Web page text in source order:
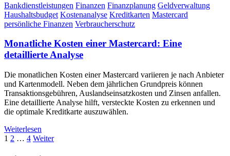
Bankdienstleistungen Finanzen Finanzplanung Geldverwaltung
Haushaltsbudget Kostenanalyse Kreditkarten Mastercard
persönliche Finanzen Verbraucherschutz
Monatliche Kosten einer Mastercard: Eine
detaillierte Analyse
Die monatlichen Kosten einer Mastercard variieren je nach Anbieter
und Kartenmodell. Neben dem jährlichen Grundpreis können
Transaktionsgebühren, Auslandseinsatzkosten und Zinsen anfallen.
Eine detaillierte Analyse hilft, versteckte Kosten zu erkennen und
die optimale Kreditkarte auszuwählen.
Weiterlesen
Seitennummerierung
Seite
1 Seite
2 … Seite
4 Weiter